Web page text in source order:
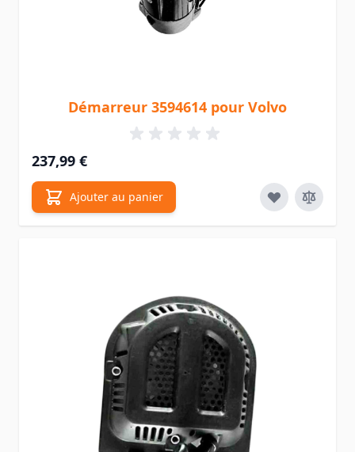
Démarreur 3594614 pour Volvo
237,99 €
Ajouter au panier